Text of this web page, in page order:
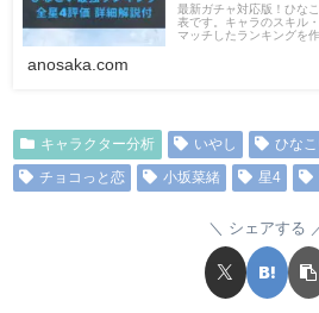
最新ガチャ対応版！ひな
表です。キャラのスキル
マッチしたランキングを
anosaka.com
キャラクター分析 いやし ひな
チョコっと恋
小坂菜緒 星4
シェアする